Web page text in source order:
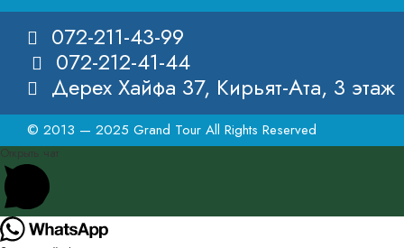
072-211-43-99
072-212-41-44
Дерех Хайфа 37, Кирьят-Ата, 3 этаж
© 2013 — 2025 Grand Tour All Rights Reserved
Открыть чат